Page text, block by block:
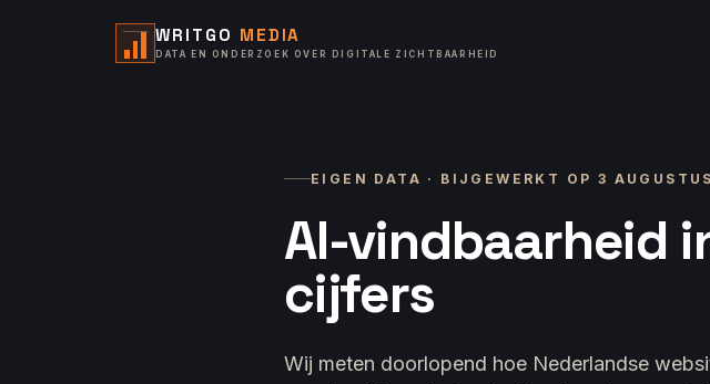
WRITGO MEDIA
DATA EN ONDERZOEK OVER DIGITALE ZICHTBAARHEID
EIGEN DATA · BIJGEWERKT OP 3
AI-vindbaarheid
cijfers
Wij meten doorlopend hoe Nederlandse